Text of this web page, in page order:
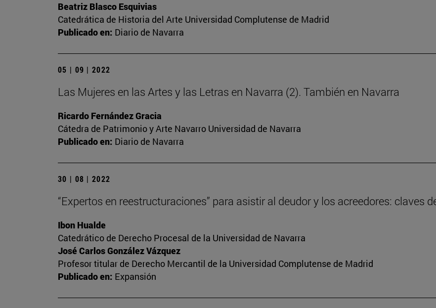
Beatriz Blasco Esquivias
Catedrática de Historia del Arte Universidad Complutense de Madrid
Publicado en: Diario de Navarra
05 | 09 | 2022
Las Mujeres en las Artes y las Letras en Navarra (2). También en Navarra
Ricardo Fernández Gracia
Cátedra de Patrimonio y Arte Navarro Universidad de Navarra
Publicado en: Diario de Navarra
30 | 08 | 2022
“Expertos en reestructuraciones” para asistir al deudor y los acreedores: claves
Ibon Hualde
Catedrático de Derecho Procesal de la Universidad de Navarra
José Carlos González Vázquez
Profesor titular de Derecho Mercantil de la Universidad Complutense de Madrid
Publicado en: Expansión